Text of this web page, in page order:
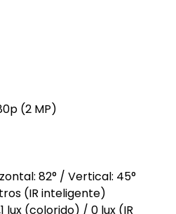
(2 MP)
82° / Vertical: 45°
(IR inteligente)
lux (colorido) / 0 lux (IR